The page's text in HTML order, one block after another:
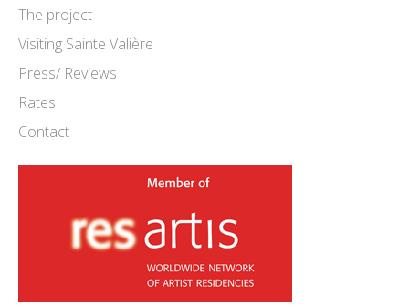
The project
Visiting Sainte Valière
Press/ Reviews
Rates
Contact